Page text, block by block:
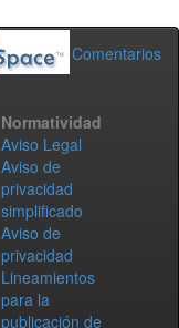
Comentarios
Normatividad
Aviso Legal
Aviso de
privacidad
simplificado
Aviso de
privacidad
Lineamientos
para la
publicación de